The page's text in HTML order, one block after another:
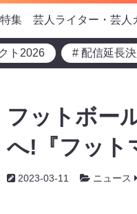
特集 芸人ライター・芸人
ト2026 # 配信延長
フットボー
へ!『フット
2023-03-11 ニュース